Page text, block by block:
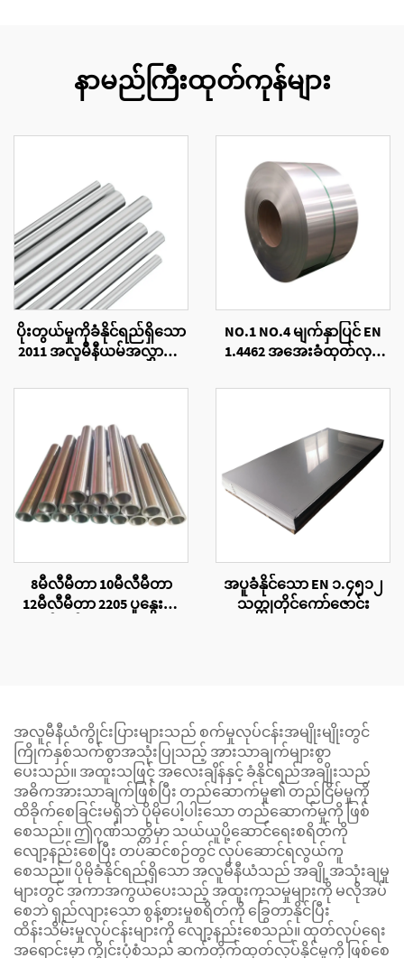
နာမည်ကြီးထုတ်ကုန်များ
ပိုးတွယ်မှုကိုခံနိုင်ရည်ရှိသော
2011 အလူမီနီယမ်အလွှာပြွန်
NO.1 NO.4 မျက်နှာပြင် EN
1.4462 အအေးခံထုတ်လုပ်
8မီလီမီတာ 10မီလီမီတာ
12မီလီမီတာ 2205 ပူနွေးစွာ
အပူခံနိုင်သော EN ၁.၄၅၁၂
သတ္တုတိုင်ကော်ဇောင်း
အလူမီနီယံကွိုင်းပြားများသည် စက်မှုလုပ်ငန်းအမျိုးမျိုးတွင်
ကြိုက်နှစ်သက်စွာအသုံးပြုသည့် အားသာချက်များစွာ
ပေးသည်။ အထူးသဖြင့် အလေးချိန်နှင့် ခံနိုင်ရည်အချိုးသည်
အဓိကအားသာချက်ဖြစ်ပြီး တည်ဆောက်မှု၏ တည်ငြိမ်မှုကို
ထိခိုက်စေခြင်းမရှိဘဲ ပိုမိုပေါ့ပါးသော တည်ဆောက်မှုကို ဖြစ်
စေသည်။ ဤဂုဏ်သတ္တိမှာ သယ်ယူပို့ဆောင်ရေးစရိတ်ကို
လျော့နည်းစေပြီး တပ်ဆင်စဉ်တွင် လုပ်ဆောင်ရလွယ်ကူ
စေသည်။ ပိုမိုခံနိုင်ရည်ရှိသော အလူမီနီယံသည် အချို့အသုံးချမှု
များတွင် အကာအကွယ်ပေးသည့် အထူးကုသမှုများကို မလိုအပ်
စေဘဲ ရှည်လျားသော စွန့်စားမှုစရိတ်ကို ခြွေတာနိုင်ပြီး
ထိန်းသိမ်းမှုလုပ်ငန်းများကို လျော့နည်းစေသည်။ ထုတ်လုပ်ရေး
အရောင်းမှာ ကွိုင်းပုံစံသည် ဆက်တိုက်ထုတ်လုပ်နိုင်မှုကို ဖြစ်စေ